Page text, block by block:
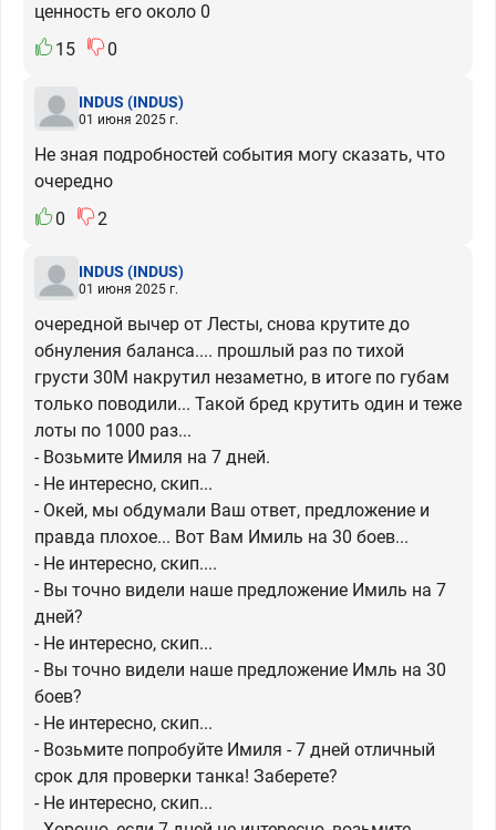
ценность его около 0
15
0
INDUS (INDUS)
01 июня 2025 г.
Не зная подробностей события могу сказать, что
очередно
0
2
INDUS (INDUS)
01 июня 2025 г.
очередной вычер от Лесты, снова крутите до
обнуления баланса.... прошлый раз по тихой
грусти 30М накрутил незаметно, в итоге по губам
только поводили... Такой бред крутить один и теже
лоты по 1000 раз...
- Возьмите Имиля на 7 дней.
- Не интересно, скип...
- Окей, мы обдумали Ваш ответ, предложение и
правда плохое... Вот Вам Имиль на 30 боев...
- Не интересно, скип....
- Вы точно видели наше предложение Имиль на 7
дней?
- Не интересно, скип...
- Вы точно видели наше предложение Имль на 30
боев?
- Не интересно, скип...
- Возьмите попробуйте Имиля - 7 дней отличный
срок для проверки танка! Заберете?
- Не интересно, скип...